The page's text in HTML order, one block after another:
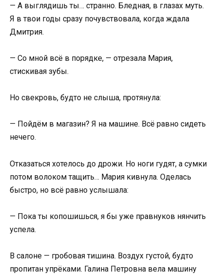
— А выглядишь ты… странно. Бледная, в глазах муть.
Я в твои годы сразу почувствовала, когда ждала
Дмитрия.
— Со мной всё в порядке, — отрезала Мария,
стискивая зубы.
Но свекровь, будто не слыша, протянула:
— Пойдём в магазин? Я на машине. Всё равно сидеть
нечего.
Отказаться хотелось до дрожи. Но ноги гудят, а сумки
потом волоком тащить… Мария кивнула. Оделась
быстро, но всё равно услышала:
— Пока ты копошишься, я бы уже правнуков нянчить
успела.
В салоне — гробовая тишина. Воздух густой, будто
пропитан упрёками. Галина Петровна вела машину